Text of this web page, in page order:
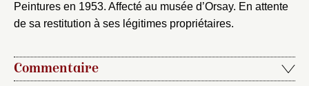
Peintures en 1953. Affecté au musée d’Orsay. En attente
de sa restitution à ses légitimes propriétaires.
Commentaire
Vous n'êtes pas encore inscrit ?Créer un compte
Vous avez oublié votre mot de passe ?Cliquez ici